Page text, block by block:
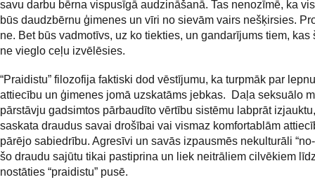
savu darbu bērna vispusīgā audzināšanā. Tas nenozīmē, ka
būs daudzbērnu ģimenes un vīri no sievām vairs nešķirsies.
ne. Bet būs vadmotīvs, uz ko tiekties, un gandarījums tiem, kas
ne vieglo ceļu izvēlēsies.
“Praidistu” filozofija faktiski dod vēstījumu, ka turpmāk par
attiecību un ģimenes jomā uzskatāms jebkas. Daļa seksuālo
pārstāvju gadsimtos pārbaudīto vērtību sistēmu labprāt
saskata draudus savai drošībai vai vismaz komfortablām
pārējo sabiedrību. Agresīvi un savās izpausmēs nekulturāli
šo draudu sajūtu tikai pastiprina un liek neitrāliem cilvēkiem
nostāties “praidistu” pusē.